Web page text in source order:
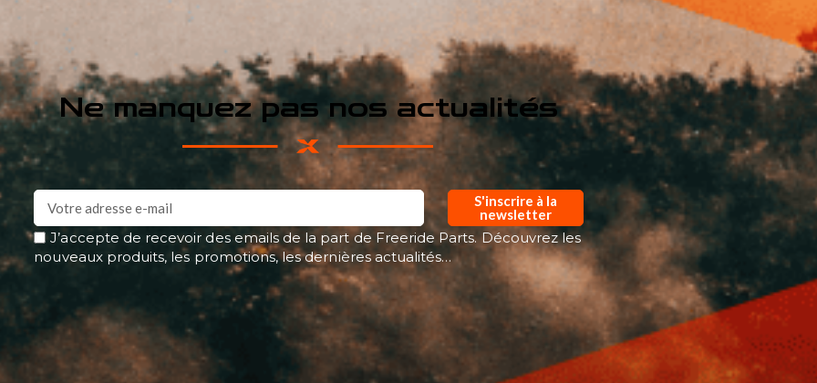
Ne manquez pas nos actualités
S'inscrire à la
newsletter
J’accepte de recevoir des emails de la part de Freeride Parts. Découvrez les
nouveaux produits, les promotions, les dernières actualités…